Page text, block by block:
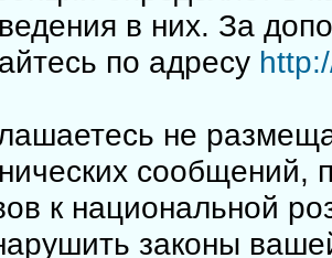
в них. За
по адресу
не
сообщений,
к национальной
законы